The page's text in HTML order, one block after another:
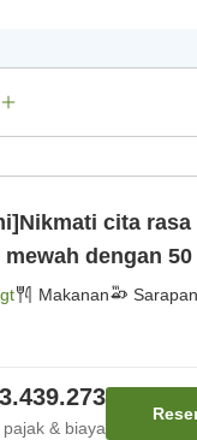
cita rasa
dengan
× Mi [Makan
Makanan Sarapan
& biaya